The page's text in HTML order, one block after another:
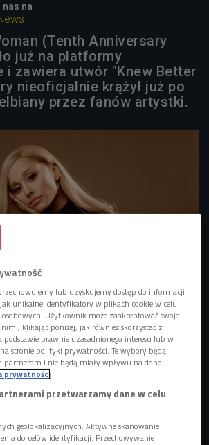
nas na
(Tenth Anniversary
już na platformy
i zawiera utwór "Knew Better
nieoficjalnie krążył już po
przez fanów artystki.
Temkin/Universal Music Polska/mat. prasowe
Woman"ukazało się 20 maja 2016
przełomowym w karierzeAriany
na tej płycie wokalistka zaczęła
wizerunku gwiazdy teen popu,
bardziej dojrzałego, sensualnego popu
jedne z największych hitów jej
,"Side to Side"nagrane zNicki Minaj
lub uzyskujemy dostęp do informacji
unikalne identyfikatory w plikach cookie w celu
Użytkownik może zaakceptować swoje
klikając poniżej, jak również skorzystać z
podstawie prawnie uzasadnionego interesu lub w
stronie polityki prywatności. Te wybory będą
partnerom i nie będą miały wpływu na dane
prywatności
przetwarzamy dane w celu
geolokalizacyjnych. Aktywne skanowanie
do celów identyfikacji. Przechowywanie